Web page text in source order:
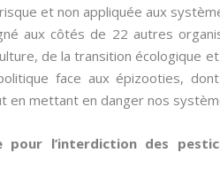
et non appliquée aux
aux côtés de 22 autres
de la transition écologique
face aux épizooties,
en mettant en danger nos
pour l’interdiction des